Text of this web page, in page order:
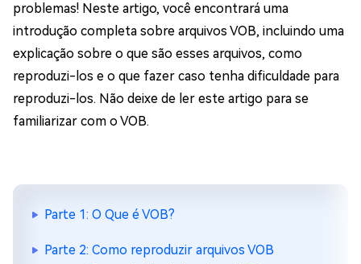
problemas! Neste artigo, você encontrará uma
introdução completa sobre arquivos VOB, incluindo uma
explicação sobre o que são esses arquivos, como
reproduzi-los e o que fazer caso tenha dificuldade para
reproduzi-los. Não deixe de ler este artigo para se
familiarizar com o VOB.
Parte 1: O Que é VOB?
Parte 2: Como reproduzir arquivos VOB